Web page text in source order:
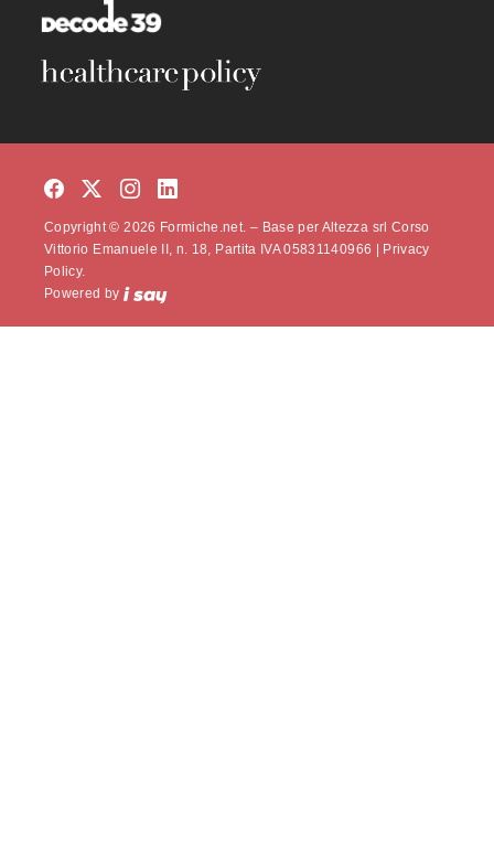
Copyright © 2026 Formiche.net. – Base per Altezza srl Corso
Vittorio Emanuele II, n. 18, Partita IVA 05831140966 |
Privacy
Policy.
Powered by